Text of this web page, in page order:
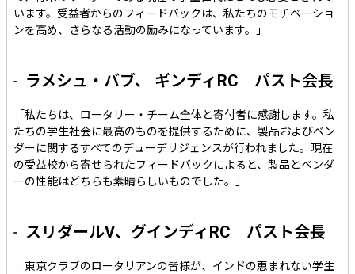
います。受益者からのフィードバックは、私たちのモチベーショ
ンを高め、さらなる活動の励みになっています。」
ラメシュ・バブ、 ギンディRC パスト会長
「私たちは、ロータリー・チーム全体と寄付者に感謝します。私
たちの学生社会に最高のものを提供するために、製品およびベン
ダーに関するすべてのデューデリジェンスが行われました。現在
の受益校から寄せられたフィードバックによると、製品とベンダ
ーの性能はどちらも素晴らしいものでした。」
スリダールV、グインディRC パスト会長
「東京クラブのロータリアンの皆様が、インドの恵まれない学生